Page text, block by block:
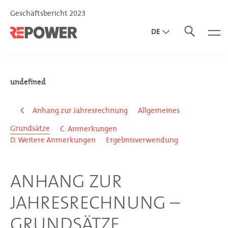
Geschäftsbericht 2023
DE
undefined
Anhang zur Jahresrechnung
Allgemeines
Grundsätze
C. Anmerkungen
D. Weitere Anmerkungen
Ergebnisverwendung
ANHANG ZUR
JAHRESRECHNUNG –